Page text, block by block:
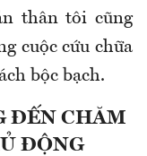
thân tôi cũng
cuộc cứu chữa
bộc bạch.
ĐẾN CHĂM
ĐỘNG